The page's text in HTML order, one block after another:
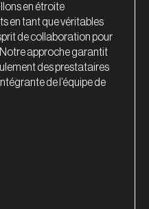
en étroite
en tant que véritables
de collaboration pour
approche garantit
des prestataires
de l’équipe de